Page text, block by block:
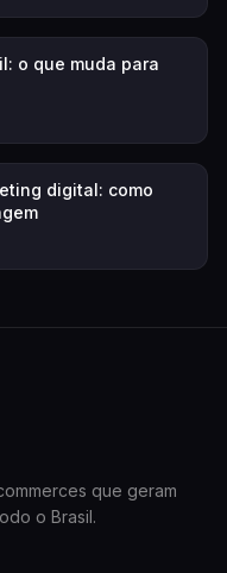
o que muda para
digital: como
que geram
o Brasil.